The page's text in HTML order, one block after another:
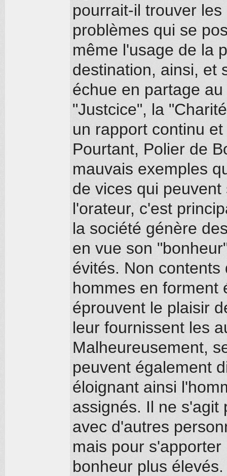
pourrait-il trouver
problèmes qui se
même l'usage de la
destination, ainsi, et
échue en partage
"Justcice", la
un rapport continu
Pourtant, Polier de
mauvais exemples
de vices qui
l'orateur, c'est
la société génère
en vue son
évités. Non
hommes en forment
éprouvent le plaisir
leur fournissent les
Malheureusement,
peuvent également
éloignant ainsi
assignés. Il ne s'agit
avec d'autres
mais pour
bonheur plus